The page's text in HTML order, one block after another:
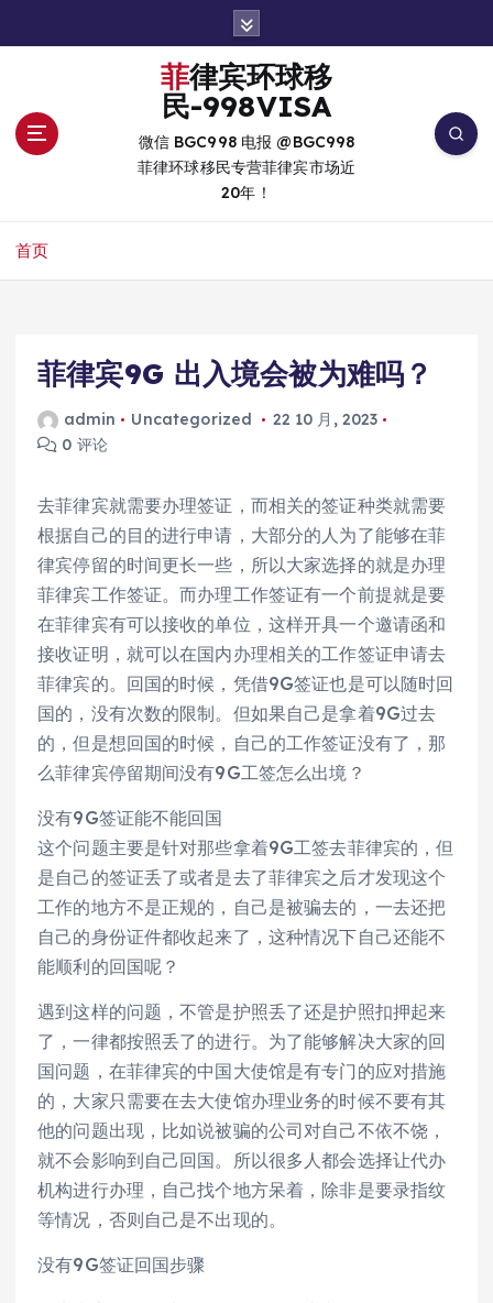
菲律宾环球移
民-998VISA
微信 BGC998 电报 @BGC998
菲律环球移民专营菲律宾市场近
20年！
首页
菲律宾9G 出入境会被为难吗？
admin Uncategorized
22 10 月, 2023
0 评论
去菲律宾就需要办理签证，而相关的签证种类就需要
根据自己的目的进行申请，大部分的人为了能够在菲
律宾停留的时间更长一些，所以大家选择的就是办理
菲律宾工作签证。而办理工作签证有一个前提就是要
在菲律宾有可以接收的单位，这样开具一个邀请函和
接收证明，就可以在国内办理相关的工作签证申请去
菲律宾的。回国的时候，凭借9G签证也是可以随时回
国的，没有次数的限制。但如果自己是拿着9G过去
的，但是想回国的时候，自己的工作签证没有了，那
么菲律宾停留期间没有9G工​签怎么出境？
没有9G签证能不能回国
这个问题主要是针对那些拿着9G工签去菲律宾的，但
是自己的签证丢了或者是去了菲律宾之后才发现这个
工作的地方不是正规的，自己是被骗去的，一去还把
自己的身份证件都收起来了，这种情况下自己还能不
能顺利的回国呢？
遇到这样的问题，不管是护照丢了还是护照扣押起来
了，一律都按照丢了的进行。为了能够解决大家的回
国问题，在菲律宾的中国大使馆是有专门的应对措施
的，大家只需要在去大使馆办理业务的时候不要有其
他的问题出现，比如说被骗的公司对自己不依不饶，
就不会影响到自己回国。所以很多人都会选择让代办
机构进行办理，自己找个地方呆着，除非是要录指纹
等情况，否则自己是不出现的。
没有9G签证回国步骤